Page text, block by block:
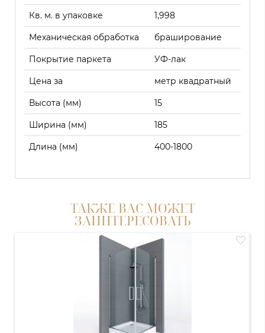
Кв. м. в упаковке 1,998
Механическая обработка браширование
Покрытие паркета УФ-лак
Цена за метр квадратный
Высота (мм) 15
Ширина (мм) 185
Длина (мм) 400-1800
ТАКЖЕ ВАС МОЖЕТ
ЗАИНТЕРЕСОВАТЬ